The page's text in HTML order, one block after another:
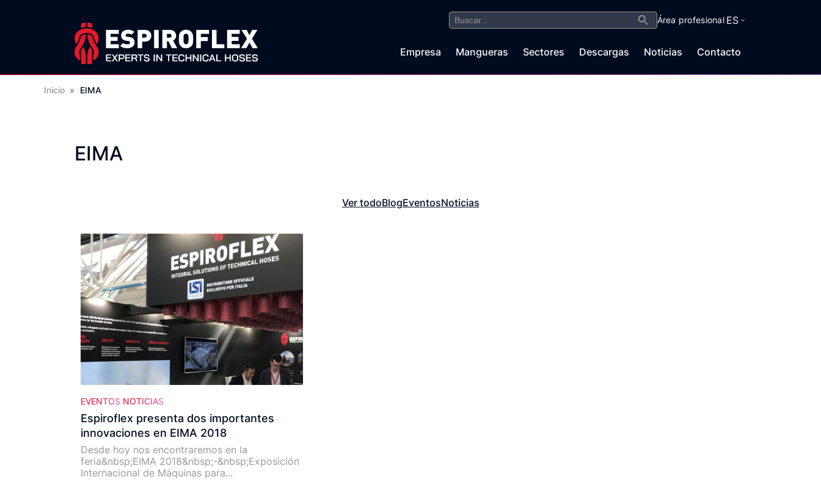
Buscar: Botón de búsqueda
Área profesional ES
Empresa Mangueras Sectores Descargas Noticias Contacto
Inicio » EIMA
EIMA
Ver todoBlogEventosNoticias
EVENTOS NOTICIAS
Espiroflex presenta dos importantes
innovaciones en EIMA 2018
Desde hoy nos encontraremos en la
feria&nbsp;EIMA 2018&nbsp;-&nbsp;Exposición
Internacional de Máquinas para...